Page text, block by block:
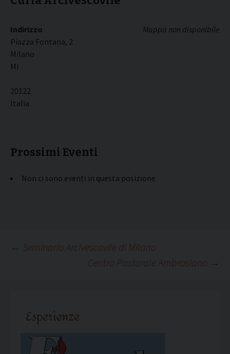
Mappa non disponibile
Indirizzo
Piazza Fontana, 2
Milano
Mi
20122
Italia
Prossimi Eventi
Non ci sono eventi in questa posizione
Navigazione
← Seminario Arcivescovile di Milano
Centro Pastorale Ambrosiano →
Esperienze